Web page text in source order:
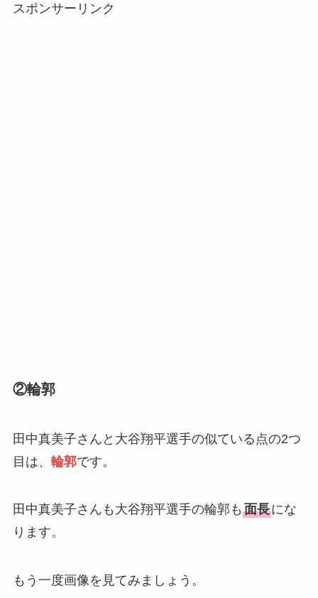
スポンサーリンク
②輪郭
田中真美子さんと大谷翔平選手の似ている点の2つ
目は、 輪郭です。
田中真美子さんも大谷翔平選手の輪郭も 面長にな
ります。
もう一度画像を見てみましょう。